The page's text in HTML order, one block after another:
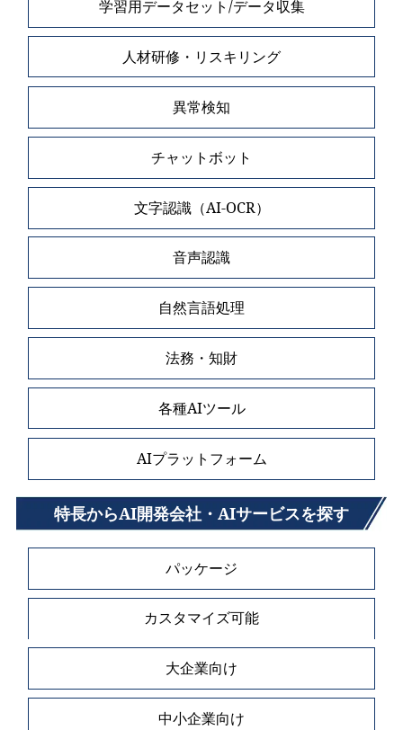
学習用データセット/データ収集
人材研修・リスキリング
異常検知
チャットボット
文字認識（AI-OCR）
音声認識
自然言語処理
法務・知財
各種AIツール
AIプラットフォーム
特長からAI開発会社・AIサービスを探す
パッケージ
カスタマイズ可能
大企業向け
中小企業向け